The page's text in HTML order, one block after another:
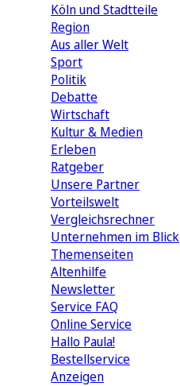
Köln und Stadtteile
Region
Aus aller Welt
Sport
Politik
Debatte
Wirtschaft
Kultur & Medien
Erleben
Ratgeber
Unsere Partner
Vorteilswelt
Vergleichsrechner
Unternehmen im Blick
Themenseiten
Altenhilfe
Newsletter
Service FAQ
Online Service
Hallo Paula!
Bestellservice
Anzeigen